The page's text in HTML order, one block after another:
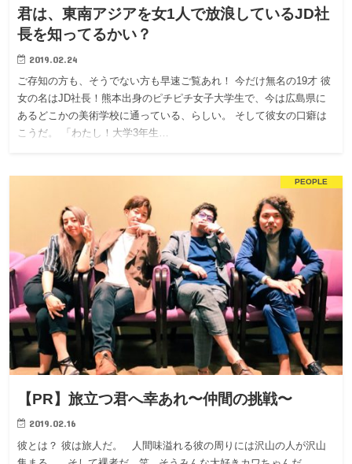
君は、東南アジアを女1人で放浪しているJD社
長を知ってるかい？
2019.02.24
ご存知の方も、そうでない方も早速ご覧あれ！ 今だけ無名の19才 彼
女の名はJD社長！熊本出身のピチピチ女子大学生で、今は広島県に
あるどこかの美術学校に通っている、らしい。 そして彼女の口癖は
こうだ。 「わたし！大学3年生…
PEOPLE
【PR】旅立つ君へ幸あれ〜仲間の挑戦〜
2019.02.16
彼とは？ 彼は旅人だ。 人間味溢れる彼の周りには沢山の人が沢山